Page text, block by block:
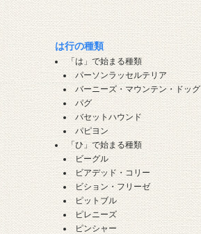
は行の種類
「は」で始まる種類
パーソンラッセルテリア
バーニーズ・マウンテン・ドッグ
パグ
バセットハウンド
パピヨン
「ひ」で始まる種類
ビーグル
ビアデッド・コリー
ビション・フリーゼ
ピットブル
ピレニーズ
ピンシャー